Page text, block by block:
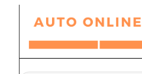
springen